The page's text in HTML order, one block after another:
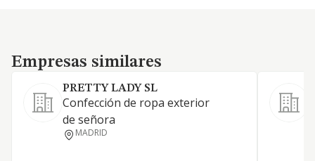
Empresas similares
Empresas similares
PRETTY LADY SL
Confección de ropa exterior
de señora
MADRID